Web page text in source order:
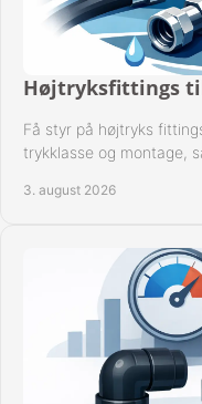
Højtryksfittings
Få styr på højtryks
trykklasse og montage,
3. august 2026